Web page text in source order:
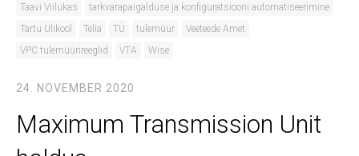
Taavi Viilukas
tarkvarapaigalduse ja konfiguratsiooni automatiseerimine
Tartu Ülikool
Telia TÜ tulemüür
Veeteede Amet
VPC tulemüürireeglid
VTA Wise
24. NOVEMBER 2020
Maximum Transmission Unit